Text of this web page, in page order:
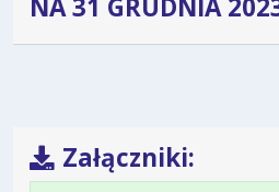
NA 31 GRUDNIA
Załączniki: